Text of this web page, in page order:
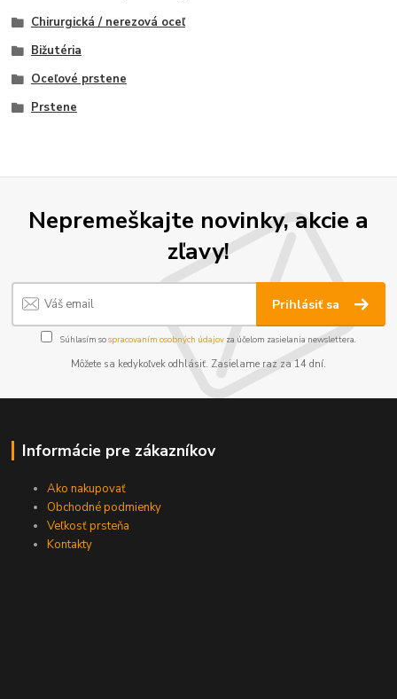
Chirurgická / nerezová oceľ
Bižutéria
Oceľové prstene
Prstene
Nepremeškajte novinky, akcie a
zľavy!
Prihlásiť sa
Súhlasím sospracovaním osobných údajov za účelom zasielania newslettera.
Môžete sa kedykoľvek odhlásiť. Zasielame raz za 14 dní.
Informácie pre zákazníkov
Ako nakupovať
Obchodné podmienky
Veľkosť prsteňa
Kontakty